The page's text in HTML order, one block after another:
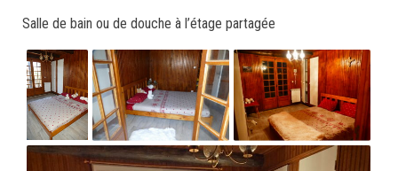
Salle de bain ou de douche à l’étage partagée